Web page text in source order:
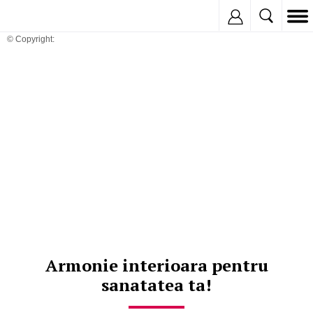
© Copyright:
Armonie interioara pentru
sanatatea ta!